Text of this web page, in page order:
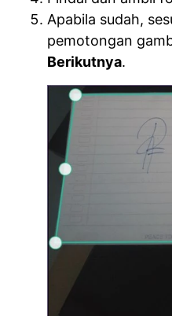
Apabila sudah,
pemotongan
Berikutnya.